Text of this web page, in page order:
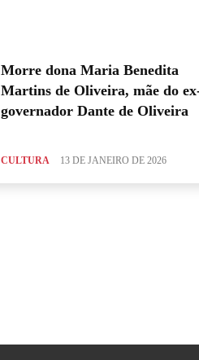
Morre dona Maria Benedita
Martins de Oliveira, mãe do
governador Dante de Oliveira
CULTURA 13 DE JANEIRO DE 2026